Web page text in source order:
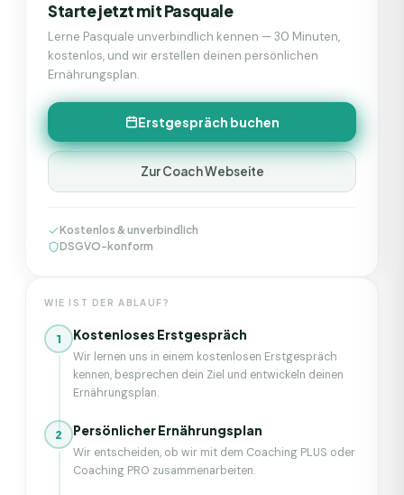
Starte jetzt mitPasquale
Lerne Pasquale unverbindlich kennen — 30 Minuten,
kostenlos, und wir erstellen deinen persönlichen
Ernährungsplan.
Erstgespräch buchen
Zur Coach Webseite
Kostenlos & unverbindlich
DSGVO-konform
WIE IST DER ABLAUF?
1 Kostenloses Erstgespräch
Wir lernen uns in einem kostenlosen Erstgespräch
kennen, besprechen dein Ziel und entwickeln deinen
Ernährungsplan.
2 Persönlicher Ernährungsplan
Wir entscheiden, ob wir mit dem Coaching PLUS oder
Coaching PRO zusammenarbeiten.